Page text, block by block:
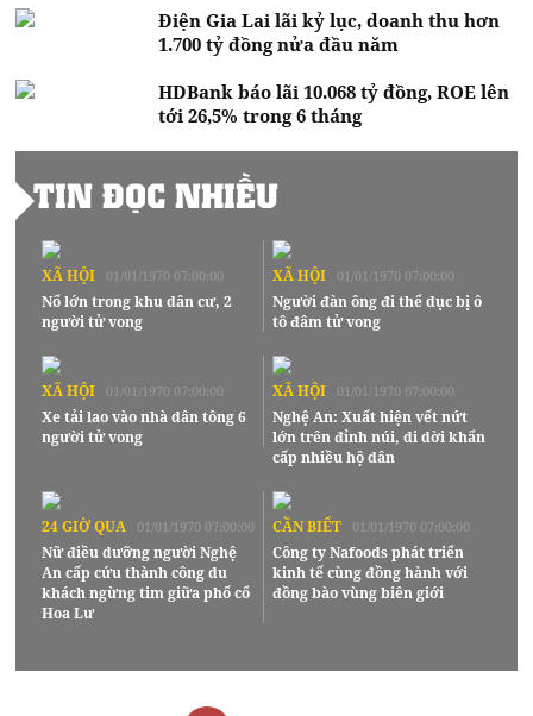
Điện Gia Lai lãi kỷ lục, doanh thu hơn
1.700 tỷ đồng nửa đầu năm
HDBank báo lãi 10.068 tỷ đồng, ROE lên
tới 26,5% trong 6 tháng
TIN ĐỌC NHIỀU
XÃ HỘI 01/01/1970 07:00:00
Nổ lớn trong khu dân cư, 2
người tử vong
XÃ HỘI 01/01/1970 07:00:00
Người đàn ông đi thể dục bị ô
tô đâm tử vong
XÃ HỘI 01/01/1970 07:00:00
Xe tải lao vào nhà dân tông 6
người tử vong
XÃ HỘI 01/01/1970 07:00:00
Nghệ An: Xuất hiện vết nứt
lớn trên đỉnh núi, di dời khẩn
cấp nhiều hộ dân
24 GIỜ QUA 01/01/1970 07:00:00
Nữ điều dưỡng người Nghệ
An cấp cứu thành công du
khách ngừng tim giữa phố cổ
Hoa Lư
CẦN BIẾT 01/01/1970 07:00:00
Công ty Nafoods phát triển
kinh tế cùng đồng hành với
đồng bào vùng biên giới